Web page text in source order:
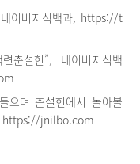
네이버지식백과, https://t
춘설헌”, 네이버지식백
으며 춘설헌에서 놀아볼
https://jnilbo.com